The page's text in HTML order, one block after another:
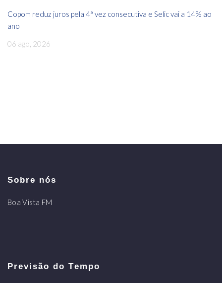
Copom reduz juros pela 4ª vez consecutiva e Selic vai a 14% ao
ano
06 ago, 2026
Sobre nós
Boa Vista FM
Previsão do Tempo